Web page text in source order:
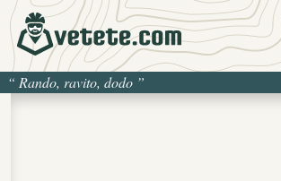
“ Rando, ravito, dodo ”